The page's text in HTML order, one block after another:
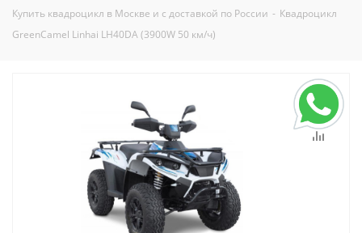
Купить квадроцикл в Москве и с доставкой по России - Квадроцикл
GreenCamel Linhai LH40DA (3900W 50 км/ч)